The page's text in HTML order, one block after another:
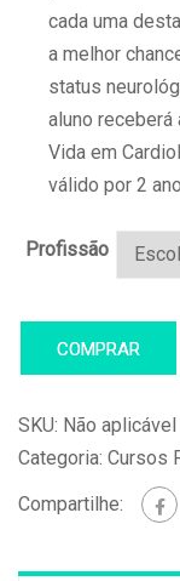
cada uma
a melhor
status
aluno receberá
Vida em
válido por 2
Profissão
COMPRAR
SKU: Não aplicável
Categoria: Cursos
Compartilhe: